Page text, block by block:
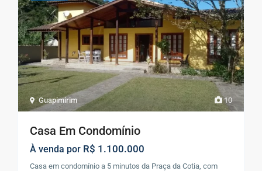
10
Guapimirim
Casa Em Condomínio
À venda por R$ 1.100.000
Casa em condomínio a 5 minutos da Praça da Cotia, com